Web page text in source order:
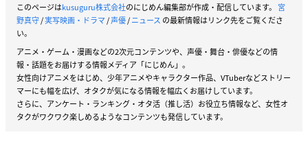
このページはkusuguru株式会社のにじめん編集部が作成・配信しています。 宮
野真守/実写映画・ドラマ/声優/ニュース の最新情報はリンク先をご覧くださ
い。
アニメ・ゲーム・漫画などの2次元コンテンツや、声優・舞台・俳優などの情
報・話題をお届けする情報メディア「にじめん」。
女性向けアニメをはじめ、少年アニメやキャラクター作品、VTuberなどストリー
マーにも幅を広げ、オタクが気になる情報を幅広くお届けしています。
さらに、アンケート・ランキング・オタ活（推し活）お役立ち情報など、女性オ
タクがワクワク楽しめるようなコンテンツも発信しています。